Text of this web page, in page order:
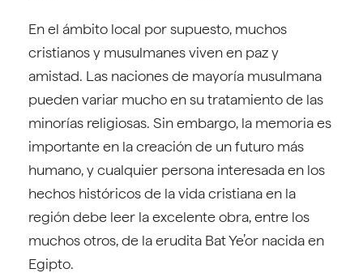
En el ámbito local por supuesto, muchos
cristianos y musulmanes viven en paz y
amistad. Las naciones de mayoría musulmana
pueden variar mucho en su tratamiento de las
minorías religiosas. Sin embargo, la memoria es
importante en la creación de un futuro más
humano, y cualquier persona interesada en los
hechos históricos de la vida cristiana en la
región debe leer la excelente obra, entre los
muchos otros, de la erudita Bat Ye’or nacida en
Egipto.